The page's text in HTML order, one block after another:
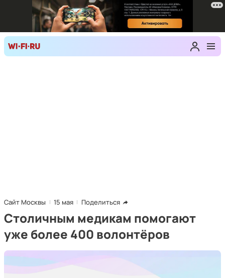
Сайт Москвы 15 мая Поделиться
Столичным медикам помогают
уже более 400 волонтёров